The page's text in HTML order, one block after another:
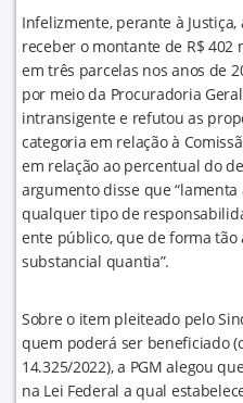
Infelizmente, perante à
receber o montante de R$ 402
em três parcelas nos anos de
por meio da Procuradoria
intransigente e refutou as
categoria em relação à
em relação ao percentual do
argumento disse que
qualquer tipo de
ente público, que de forma
substancial quantia”.
Sobre o item pleiteado pelo
quem poderá ser beneficiado
14.325/2022), a PGM alegou
na Lei Federal a qual